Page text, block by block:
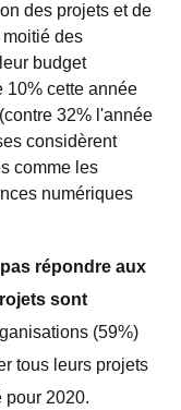
des projets et de
des
budget
10% cette année
32% l'année
considèrent
comme les
numériques
répondre aux
sont
(59%)
tous leurs projets
pour 2020.